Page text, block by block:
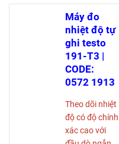
Máy đo
nhiệt độ tự
ghi testo
191-T3 |
CODE:
0572 1913
Theo dõi nhiệt
độ có độ chính
xác cao với